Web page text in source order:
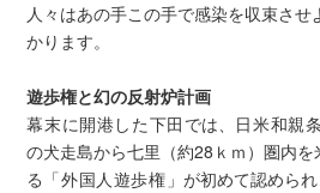
人々はあの手この手で感染を収束さ
かります。
遊歩権と幻の反射炉計画
幕末に開港した下田では、 日米和親
の犬走島から七里（約28ｋｍ）圏内
る 「外国人遊歩権 」が初めて認められ